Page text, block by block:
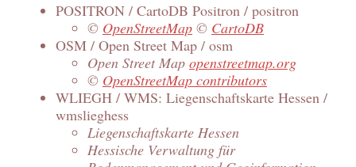
POSITRON / CartoDB Positron / positron
© OpenStreetMap © CartoDB
OSM / Open Street Map / osm
Open Street Map openstreetmap.org
© OpenStreetMap contributors
WLIEGH / WMS: Liegenschaftskarte Hessen /
wmslieghess
Liegenschaftskarte Hessen
Hessische Verwaltung für